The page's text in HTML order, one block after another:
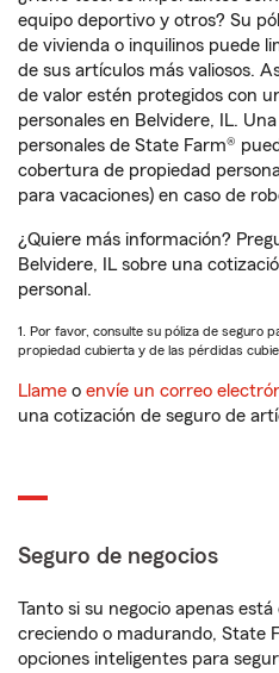
equipo deportivo y otros? Su
de vivienda o inquilinos puede
de sus artículos más valiosos.
de valor estén protegidos con
personales en Belvidere, IL.
personales de State Farm®
cobertura de propiedad
para vacaciones) en caso de
¿Quiere más información?
Belvidere, IL sobre una
personal.
1. Por favor, consulte su póliza de seguro
propiedad cubierta y de las pérdidas
Llame o envíe un correo
una cotización de seguro de
Seguro de negocios
Tanto si su negocio apenas
creciendo o madurando, State
opciones inteligentes para